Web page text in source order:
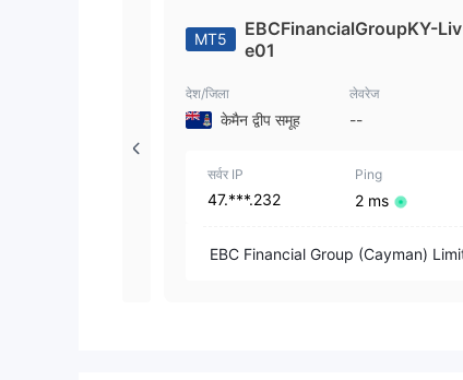
MT5
EBCFinancialGroupKY-Liv
e01
देश/जिला
केमैन द्वीप समूह
लेवरेज
--
सर्वर IP
47.***.232
Ping
2 ms
EBC Financial Group (Cayman)